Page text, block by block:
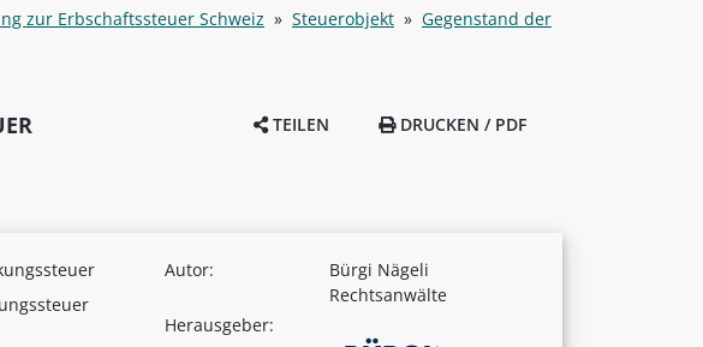
zur Erbschaftssteuer Schweiz » Steuerobjekt » Gegenstand der
TEILEN DRUCKEN / PDF
Autor:
Bürgi Nägeli
Rechtsanwälte
Herausgeber: